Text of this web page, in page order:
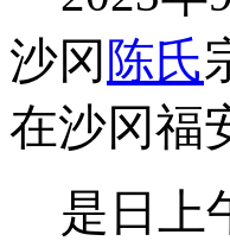
沙冈 陈氏
在沙冈福
是日上